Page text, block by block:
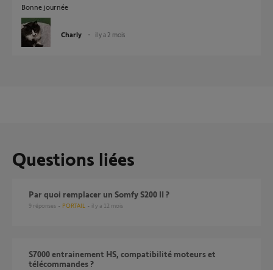
Bonne journée
Charly il y a 2 mois
Questions liées
Par quoi remplacer un Somfy S200 II ?
9 réponses PORTAIL il y a 12 mois
S7000 entrainement HS, compatibilité moteurs et
télécommandes ?